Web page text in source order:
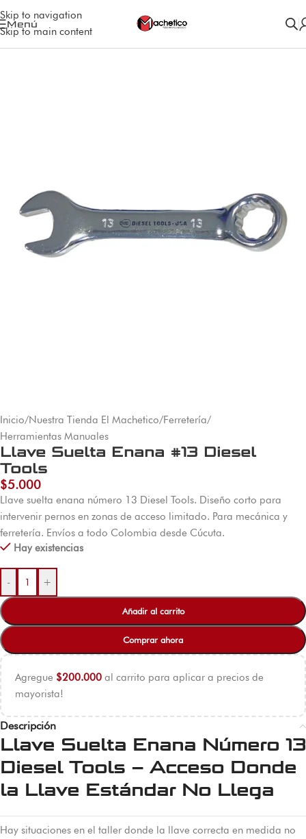
Skip to navigation
Skip to main content
Menú
Inicio/Nuestra Tienda El Machetico/Ferretería/
Herramientas Manuales
Llave Suelta Enana #13 Diesel
Tools
$5.000
Llave suelta enana número 13 Diesel Tools. Diseño corto para
intervenir pernos en zonas de acceso limitado. Para mecánica y
ferretería. Envíos a todo Colombia desde Cúcuta.
Hay existencias
- +
Añadir al carrito
Comprar ahora
Agregue $200.000 al carrito para aplicar a precios de
mayorista!
Descripción
Llave Suelta Enana Número 13
Diesel Tools – Acceso Donde
la Llave Estándar No Llega
Hay situaciones en el taller donde la llave correcta en medida no